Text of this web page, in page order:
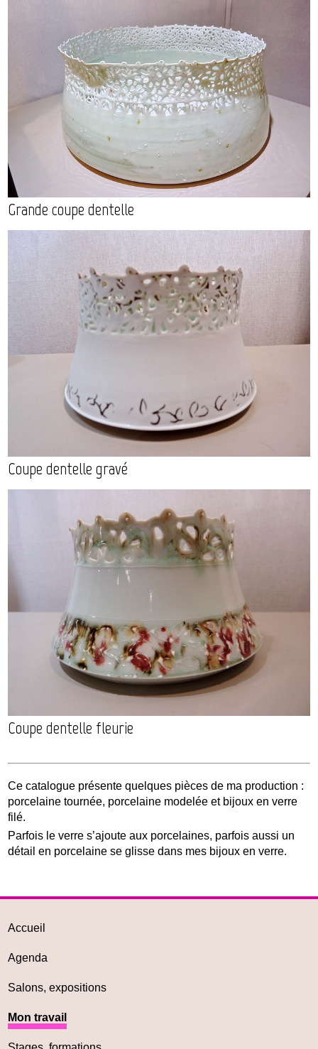
Grande coupe dentelle
Coupe dentelle gravé
Coupe dentelle fleurie
Ce catalogue présente quelques pièces de ma production :
porcelaine tournée, porcelaine modelée et bijoux en verre
filé.
Parfois le verre s’ajoute aux porcelaines, parfois aussi un
détail en porcelaine se glisse dans mes bijoux en verre.
Accueil
Agenda
Salons, expositions
Mon travail